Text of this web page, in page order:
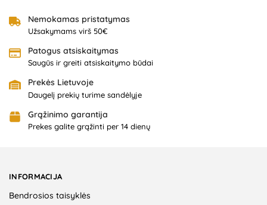
Nemokamas pristatymas
Užsakymams virš 50€
Patogus atsiskaitymas
Saugūs ir greiti atsiskaitymo būdai
Prekės Lietuvoje
Daugelį prekių turime sandėlyje
Grąžinimo garantija
Prekes galite grąžinti per 14 dienų
INFORMACIJA
Bendrosios taisyklės